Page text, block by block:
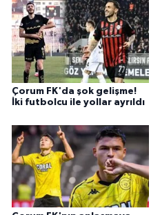
Çorum FK'da şok gelişme!
İki futbolcu ile yollar ayrıldı